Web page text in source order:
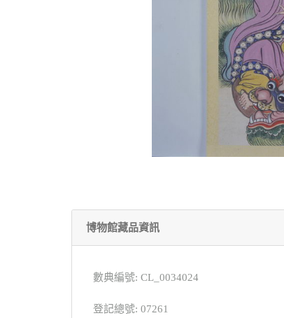
博物館藏品資訊
數典編號: CL_0034024
登記總號: 07261